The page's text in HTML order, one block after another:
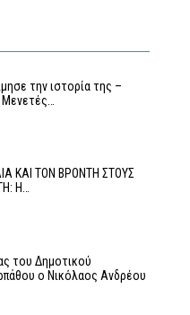
την ιστορία της –
ΚΑΙ ΤΟΝ ΒΡΟΝΤΗ ΣΤΟΥΣ
Η…
του Δημοτικού
ο Νικόλαος Ανδρέου